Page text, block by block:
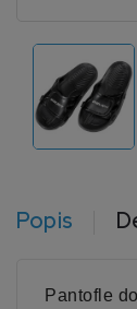
Popis
Pantofle